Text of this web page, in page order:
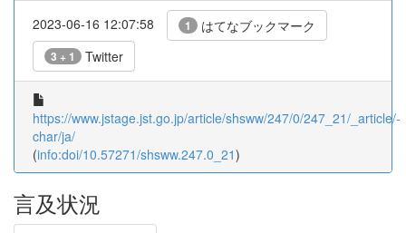
2023-06-16 12:07:58 1 はてなブックマーク
3 + 1 Twitter
https://www.jstage.jst.go.jp/article/shsww/247/0/247_21/_article/-
char/ja/
(info:doi/10.57271/shsww.247.0_21)
言及状況